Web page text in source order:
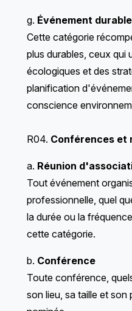
g. Événement durable
Cette catégorie
plus durables, ceux qui
écologiques et des
planification
conscience
R04. Conférences et
a. Réunion
Tout événement
professionnelle, quel
la durée ou la
cette catégorie.
b. Conférence
Toute conférence,
son lieu, sa taille et son